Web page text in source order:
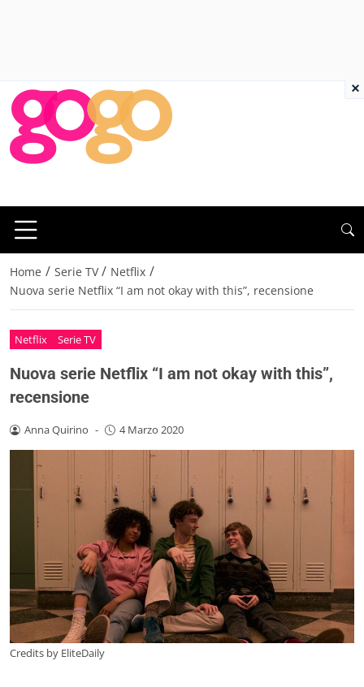
Home / Serie TV / Netflix /
Nuova serie Netflix “I am not okay with this”, recensione
Netflix Serie TV
Nuova serie Netflix “I am not okay with this”,
recensione
Anna Quirino - 4 Marzo 2020
Credits by EliteDaily
×